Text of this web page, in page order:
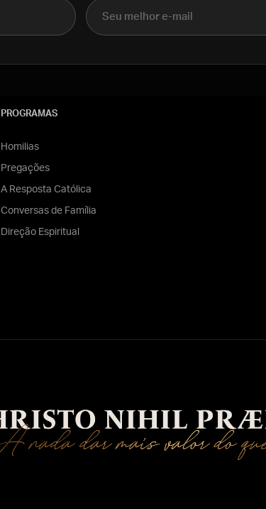
E-mail
PROGRAMAS
Homilias
Pregações
A Resposta Católica
Conversas de Família
Direção Espiritual